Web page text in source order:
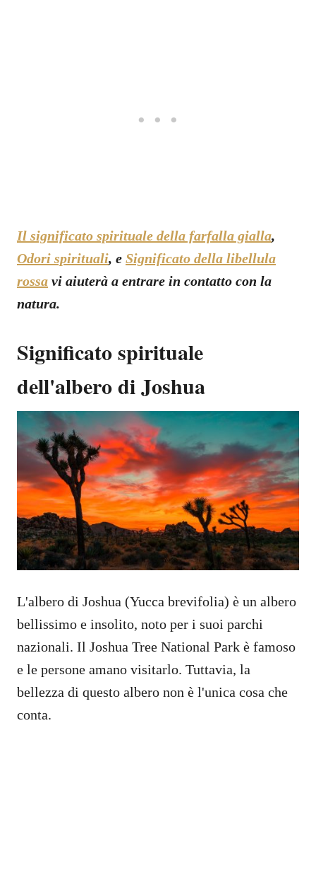
Il significato spirituale della farfalla gialla,
Odori spirituali, e Significato della libellula
rossa vi aiuterà a entrare in contatto con la
natura.
Significato spirituale
dell'albero di Joshua
L'albero di Joshua (Yucca brevifolia) è un albero
bellissimo e insolito, noto per i suoi parchi
nazionali. Il Joshua Tree National Park è famoso
e le persone amano visitarlo. Tuttavia, la
bellezza di questo albero non è l'unica cosa che
conta.